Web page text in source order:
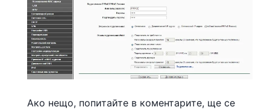
Ако нещо, попитайте в коментарите, ще се